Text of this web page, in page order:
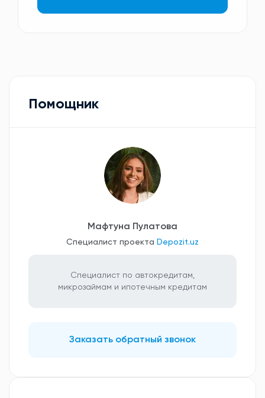
Помощник
Мафтуна Пулатова
Специалист проекта Depozit.uz
Специалист по автокредитам,
микрозаймам и ипотечным кредитам
Заказать обратный звонок